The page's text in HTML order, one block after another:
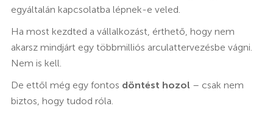
egyáltalán kapcsolatba lépnek-e veled.
Ha most kezdted a vállalkozást, érthető, hogy nem
akarsz mindjárt egy többmilliós arculattervezésbe vágni.
Nem is kell.
De ettől még egy fontos döntést hozol – csak nem
biztos, hogy tudod róla.